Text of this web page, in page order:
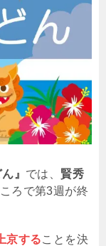
』 では、 賢秀
ろで第3週が終
京することを決